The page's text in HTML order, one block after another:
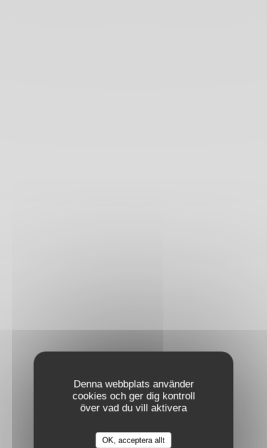
Denna webbplats använder
cookies och ger dig kontroll
över vad du vill aktivera
OK, acceptera allt